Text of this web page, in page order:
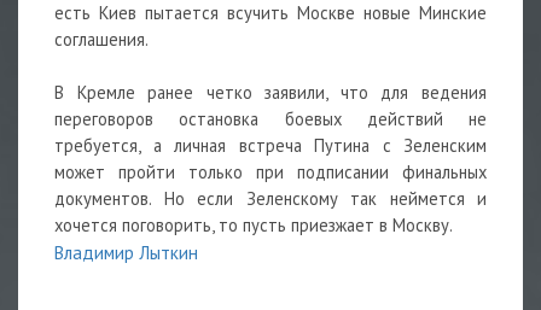
есть Киев пытается всучить Москве новые Минские
соглашения.
В Кремле ранее четко заявили, что для ведения
переговоров остановка боевых действий не
требуется, а личная встреча Путина с Зеленским
может пройти только при подписании финальных
документов. Но если Зеленскому так неймется и
хочется поговорить, то пусть приезжает в Москву.
Владимир Лыткин